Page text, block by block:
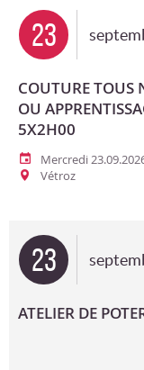
23
COUTURE TOUS
OU
5X2H00
Mercredi
Vétroz
23
ATELIER DE